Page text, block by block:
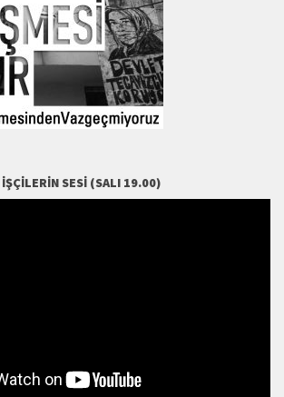
İŞÇILERIN SESI (SALI 19.00)